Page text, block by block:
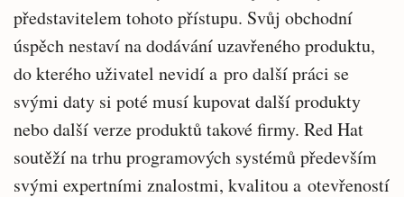
představitelem tohoto přístupu. Svůj obchodní
úspěch nestaví na dodávání uzavřeného produktu,
do kterého uživatel nevidí a pro další práci se
svými daty si poté musí kupovat další produkty
nebo další verze produktů takové firmy. Red Hat
soutěží na trhu programových systémů především
svými expertními znalostmi, kvalitou a otevřeností